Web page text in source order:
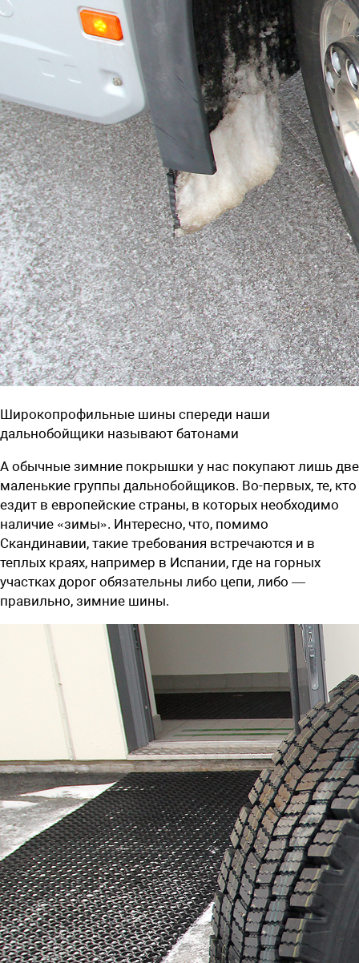
Широкопрофильные шины спереди наши
дальнобойщики называют батонами
А обычные зимние покрышки у нас покупают лишь две
маленькие группы дальнобойщиков. Во-первых, те, кто
ездит в европейские страны, в которых необходимо
наличие «зимы». Интересно, что, помимо
Скандинавии, такие требования встречаются и в
теплых краях, например в Испании, где на горных
участках дорог обязательны либо цепи, либо —
правильно, зимние шины.